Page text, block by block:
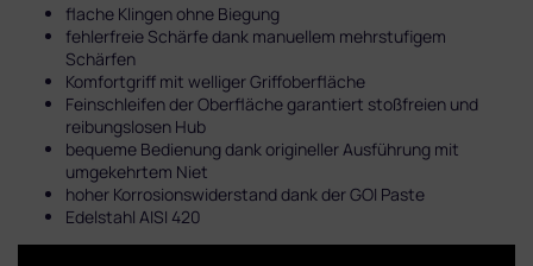
flache Klingen ohne Biegung
fehlerfreie Schärfe dank manuellem mehrstufigem
Schärfen
Komfortgriff mit welliger Griffoberfläche
Feinschleifen der Oberfläche garantiert stoßfreien und
reibungslosen Hub
bequeme Bedienung dank origineller Ausführung mit
umgekehrtem Niet
hoher Korrosionswiderstand dank der GOI Paste
Edelstahl AISI 420